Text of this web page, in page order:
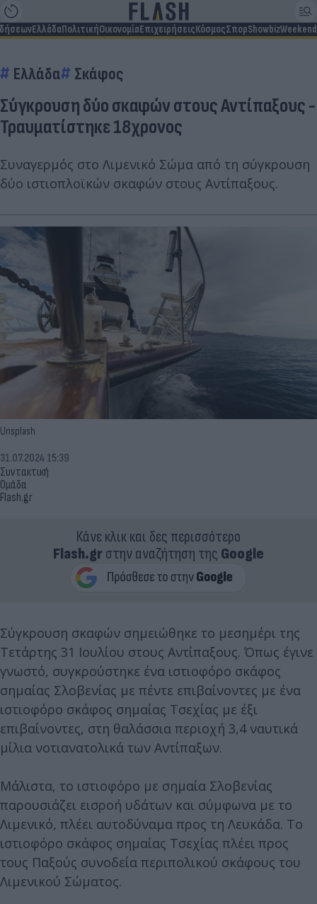
ΕλλάδαΠολιτικήΟικονομίαΕπιχειρήσειςΚόσμοςΣπορShowbizWeekend
Ελλάδα Σκάφος
Σύγκρουση δύο σκαφών στους Αντίπαξους -
Τραυματίστηκε 18χρονος
Συναγερμός στο Λιμενικό Σώμα από τη σύγκρουση
δύο ιστιοπλοϊκών σκαφών στους Αντίπαξους.
Unsplash
Συντακτική
Ομάδα
Flash.gr
31.07.2024 15:39
Κάνε κλικ και δες περισσότερο
Flash.grστην αναζήτηση της Google
Σύγκρουση σκαφών σημειώθηκε το μεσημέρι της
Τετάρτης 31 Ιουλίου στους Αντίπαξους. Όπως έγινε
γνωστό, συγκρούστηκε ένα ιστιοφόρο σκάφος
σημαίας Σλοβενίας με πέντε επιβαίνοντες με ένα
ιστιοφόρο σκάφος σημαίας Τσεχίας με έξι
επιβαίνοντες, στη θαλάσσια περιοχή 3,4 ναυτικά
μίλια νοτιανατολικά των Αντίπαξων.
Μάλιστα, το ιστιοφόρο με σημαία Σλοβενίας
παρουσιάζει εισροή υδάτων και σύμφωνα με το
Λιμενικό, πλέει αυτοδύναμα προς τη Λευκάδα. Το
ιστιοφόρο σκάφος σημαίας Τσεχίας πλέει προς
τους Παξούς συνοδεία περιπολικού σκάφους του
Λιμενικού Σώματος.